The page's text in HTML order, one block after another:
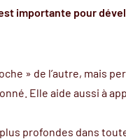
importante pour
» de l’autre, mais
Elle aide aussi à
profondes dans